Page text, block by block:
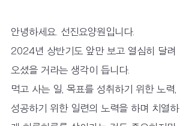
안녕하세요. 선진요양원입니다.
2024년 상반기도 앞만 보고 열심히 달려
오셨을 거라는 생각이 듭니다.
먹고 사는 일, 목표를 성취하기 위한 노력,
성공하기 위한 일련의 노력을 하며 치열하